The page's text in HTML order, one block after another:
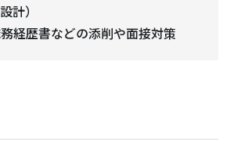
計）
経歴書などの添削や面接対策